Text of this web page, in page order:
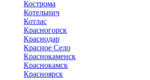
Кострома
Котельнич
Котлас
Красногорск
Краснодар
Красное Село
Краснокаменск
Краснокамск
Красноярск